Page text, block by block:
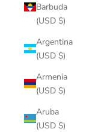
Barbuda
(USD $)
Argentina
(USD $)
Armenia
(USD $)
Aruba
(USD $)